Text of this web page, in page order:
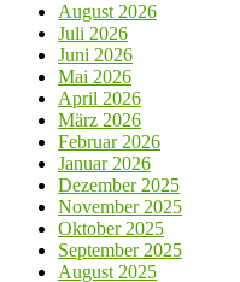
August 2026
Juli 2026
Juni 2026
Mai 2026
April 2026
März 2026
Februar 2026
Januar 2026
Dezember 2025
November 2025
Oktober 2025
September 2025
August 2025